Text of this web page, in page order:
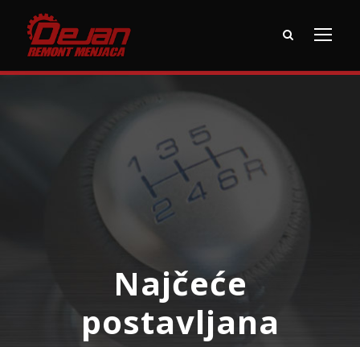
Najčeće
postavljana